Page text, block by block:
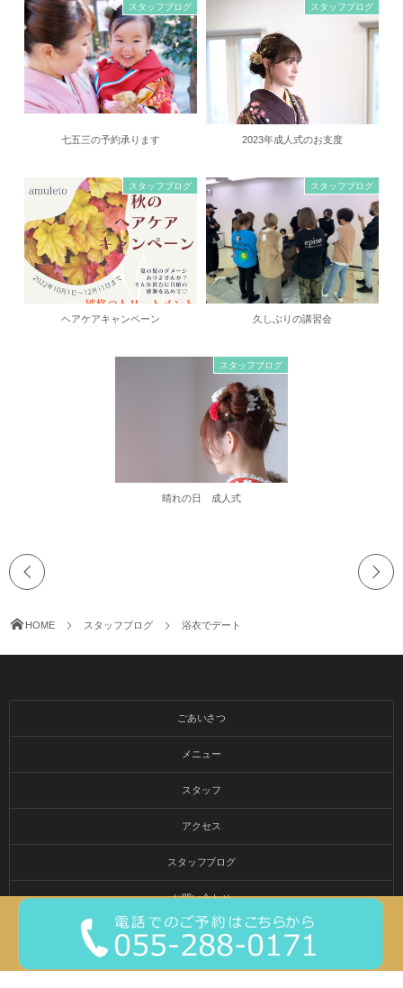
スタッフブログ
七五三の予約承ります
スタッフブログ
2023年成人式のお支度
スタッフブログ
ヘアケアキャンペーン
スタッフブログ
久しぶりの講習会
スタッフブログ
晴れの日 成人式
HOME スタッフブログ 浴衣でデート
ごあいさつ
メニュー
スタッフ
アクセス
スタッフブログ
お問い合わせ
© 2015-2026 甲斐市の美容室 amuleto